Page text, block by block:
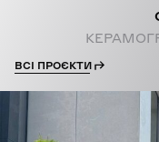
ВСІ ПРОЄКТИ